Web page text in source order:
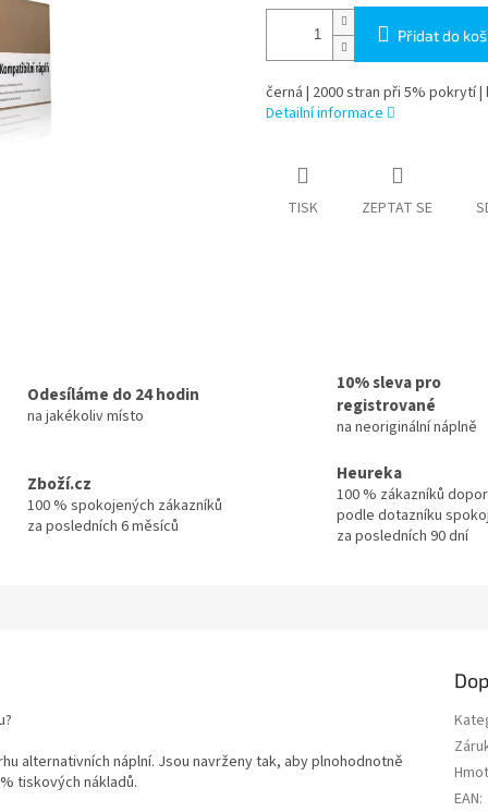
Přidat do
černá | 2000 stran při 5% pokrytí
Detailní informace
TISK ZEPTAT SE
Odesíláme do 24 hodin
na jakékoliv místo
10% sleva pro
registrované
na neoriginální náplně
Zboží.cz
100 % spokojených zákazníků
za posledních 6 měsíců
Heureka
100 % zákazníků
podle dotazníku
za posledních 90 dní
alternativních náplní. Jsou navrženy tak, aby plnohodnotně
tiskových nákladů.
EAN: